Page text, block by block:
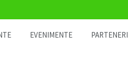
EVENIMENTE PARTENERI